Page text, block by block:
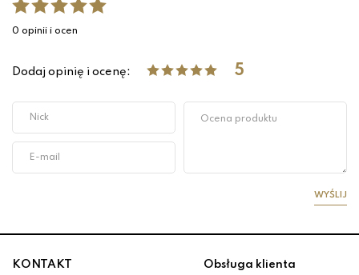
0 opinii i ocen
Dodaj opinię i ocenę: 5
WYŚLIJ
KONTAKT Obsługa klienta